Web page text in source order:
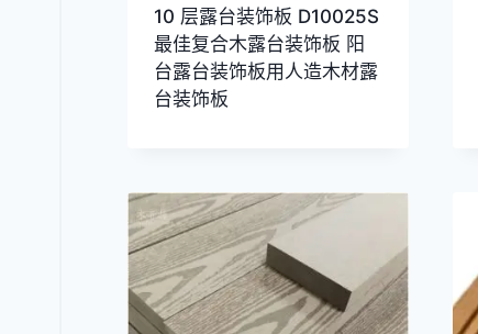
10 层露台装饰板 D10025S
最佳复合木露台装饰板 阳
台露台装饰板用人造木材露
台装饰板